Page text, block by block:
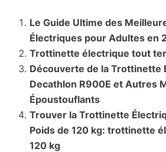
Le Guide Ultime des
Électriques pour Adultes en
Trottinette électrique tout
Découverte de la Trottinette
Decathlon R900E et Autres
Époustouflants
Trouver la Trottinette
Poids de 120 kg: trottinette
120 kg